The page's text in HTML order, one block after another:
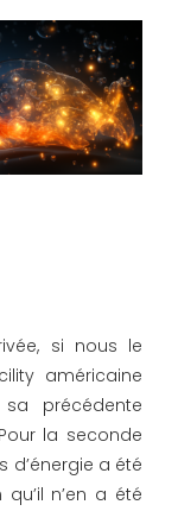
si nous le
américaine
précédente
la seconde
d’énergie a été
n’en a été